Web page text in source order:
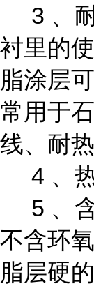
3 、耐
衬里的
脂涂层
常用于
线、耐
4 、热
5 、含
不含环
脂层硬